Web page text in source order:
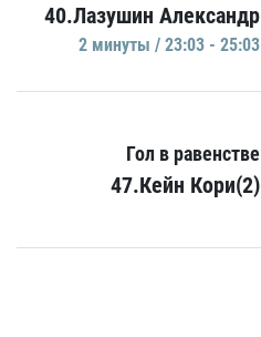
40.Лазушин Александр
2 минуты / 23:03 - 25:03
Гол в равенстве
47.Кейн Кори(2)